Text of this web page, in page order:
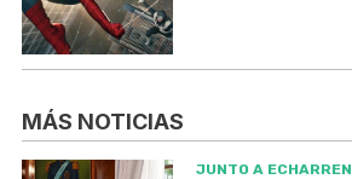
MÁS NOTICIAS
JUNTO A ECHARREN